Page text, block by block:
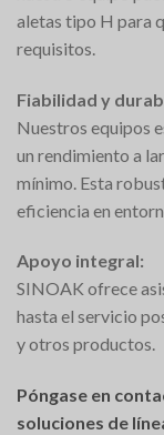
aletas tipo H para
requisitos.
Fiabilidad y
Nuestros equipos
un rendimiento a
mínimo. Esta
eficiencia en
Apoyo integral:
SINOAK ofrece
hasta el servicio
y otros productos.
Póngase en
soluciones de